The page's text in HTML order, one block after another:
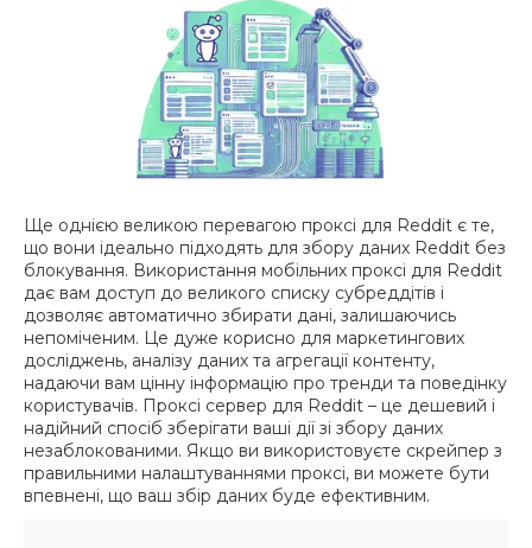
Ще однією великою перевагою проксі для Reddit є те,
що вони ідеально підходять для збору даних Reddit без
блокування. Використання мобільних проксі для Reddit
дає вам доступ до великого списку субреддітів і
дозволяє автоматично збирати дані, залишаючись
непоміченим. Це дуже корисно для маркетингових
досліджень, аналізу даних та агрегації контенту,
надаючи вам цінну інформацію про тренди та поведінку
користувачів. Проксі сервер для Reddit – це дешевий і
надійний спосіб зберігати ваші дії зі збору даних
незаблокованими. Якщо ви використовуєте скрейпер з
правильними налаштуваннями проксі, ви можете бути
впевнені, що ваш збір даних буде ефективним.